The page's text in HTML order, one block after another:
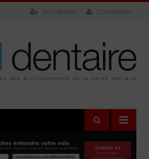
Connexion
Inscription